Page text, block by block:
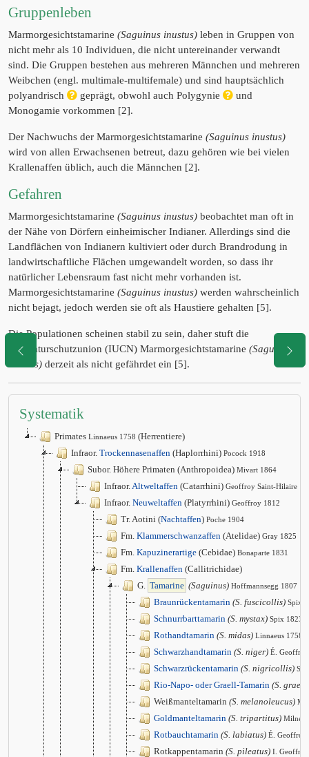
Gruppenleben
Marmorgesichtstamarine (Saguinus inustus) leben in Gruppen von
nicht mehr als 10 Individuen, die nicht untereinander verwandt
sind. Die Gruppen bestehen aus mehreren Männchen und mehreren
Weibchen (engl. multimale-multifemale) und sind hauptsächlich
polyandrisch
geprägt, obwohl auch Polygynie
und
Monogamie vorkommen [2].
Der Nachwuchs der Marmorgesichtstamarine (Saguinus inustus)
wird von allen Erwachsenen betreut, dazu gehören wie bei vielen
Krallenaffen üblich, auch die Männchen [2].
Gefahren
Marmorgesichtstamarine (Saguinus inustus) beobachtet man oft in
der Nähe von Dörfern einheimischer Indianer. Allerdings sind die
Landflächen von Indianern kultiviert oder durch Brandrodung in
landwirtschaftliche Flächen umgewandelt worden, so dass ihr
natürlicher Lebensraum fast nicht mehr vorhanden ist.
Marmorgesichtstamarine (Saguinus inustus) werden wahrscheinlich
nicht bejagt, jedoch werden sie oft als Haustiere gehalten [5].
Die Populationen scheinen stabil zu sein, daher stuft die
Weltnaturschutzunion (IUCN) Marmorgesichtstamarine (Saguinus
inustus) derzeit als nicht gefährdet ein [5].
Systematik
Primates Linnaeus 1758 (Herrentiere)
Infraor. Trockennasenaffen (Haplorrhini) Pocock 1918
Subor. Höhere Primaten (Anthropoidea) Mivart 1864
Infraor.Altweltaffen (Catarrhini) Geoffroy Saint-Hilaire
Infraor. Neuweltaffen (Platyrrhini) Geoffroy 1812
Tr. Aotini (Nachtaffen) Poche 1904
Fm. Klammerschwanzaffen (Atelidae) Gray 1825
Fm. Kapuzinerartige (Cebidae) Bonaparte 1831
Fm. Krallenaffen (Callitrichidae)
G. Tamarine (Saguinus) Hoffmannsegg 1807
Braunrückentamarin (S. fuscicollis) Spix
Schnurrbarttamarin (S. mystax) Spix 1823
Rothandtamarin (S. midas) Linnaeus 1758
Schwarzhandtamarin (S. niger) É.
Schwarzrückentamarin (S. nigricollis)
Rio-Napo- oder Graell-Tamarin (S.
Weißmanteltamarin (S. melanoleucus)
Goldmanteltamarin (S. tripartitus) Milne
Rotbauchtamarin (S. labiatus) É. Geoffroy
Rotkappentamarin (S. pileatus) I.